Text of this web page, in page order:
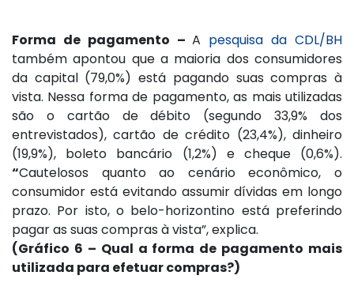
Forma de pagamento –A pesquisa da CDL/BH
também apontou que a maioria dos consumidores
da capital (79,0%) está pagando suas compras à
vista. Nessa forma de pagamento, as mais utilizadas
são o cartão de débito (segundo 33,9% dos
entrevistados), cartão de crédito (23,4%), dinheiro
(19,9%), boleto bancário (1,2%) e cheque (0,6%).
“Cautelosos quanto ao cenário econômico, o
consumidor está evitando assumir dívidas em longo
prazo. Por isto, o belo-horizontino está preferindo
pagar as suas compras à vista”, explica.
(Gráfico 6 – Qual a forma de pagamento mais
utilizada para efetuar compras?)